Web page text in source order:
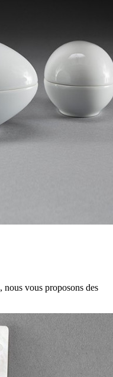
nous vous proposons des